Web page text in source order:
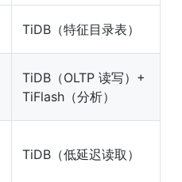
TiDB（特征目录表）
TiDB（OLTP 读写）+
TiFlash（分析）
TiDB（低延迟读取）